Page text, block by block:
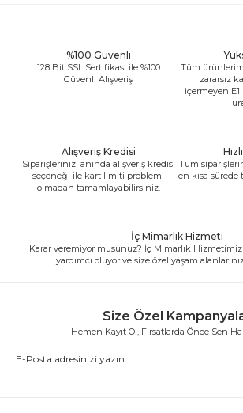
%100 Güvenli
128 Bit SSL Sertifikası ile %100
Güvenli Alışveriş
Tüm
zararsız
içermeyen
Alışveriş Kredisi
Siparişlerinizi anında alışveriş kredisi
seçeneği ile kart limiti problemi
olmadan tamamlayabilirsiniz.
Tüm
en kısa sürede
İç Mimarlık Hizmeti
Karar veremiyor musunuz? İç Mimarlık
yardımcı oluyor ve size özel yaşam
Size Özel
Hemen Kayıt Ol, Fırsatlarda Önce Sen